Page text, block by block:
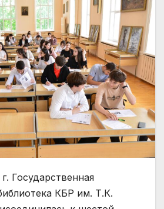
Государственная
КБР им. Т.К.